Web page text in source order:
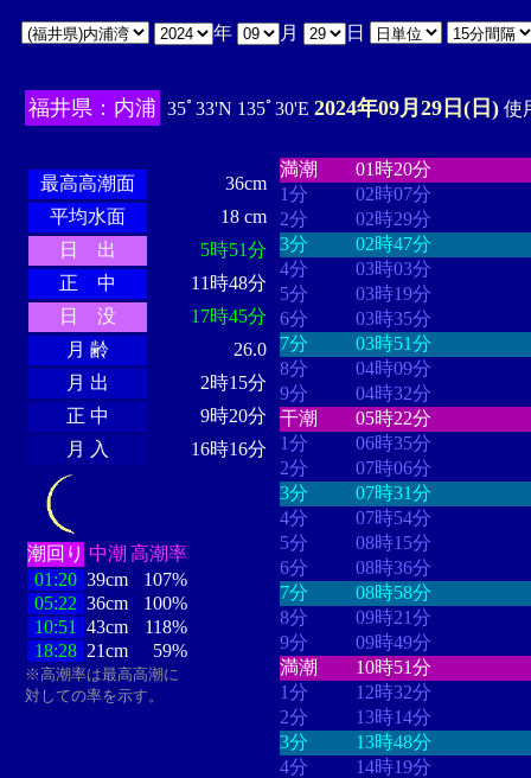
年 月 日
福井県：内浦 35ﾟ33'N 135ﾟ30'E 2024年09月29日(日) 使
最高高潮面
36cm
平均水面
18 cm
日 出
5時51分
正 中
11時48分
日 没
17時45分
月 齢
26.0
月 出
2時15分
正 中
9時20分
月 入
16時16分
潮回り 中潮 高潮率
01:20 39cm
107%
05:22 36cm
100%
10:51
43cm
118%
18:28 21cm 59%
※高潮率は最高高潮に
対しての率を示す。
満潮
01時20分
1分
02時07分
2分
02時29分
3分
02時47分
4分
03時03分
5分
03時19分
6分
03時35分
7分
03時51分
8分
04時09分
9分
04時32分
干潮
05時22分
1分
06時35分
2分
07時06分
3分
07時31分
4分
07時54分
5分
08時15分
6分
08時36分
7分
08時58分
8分
09時21分
9分
09時49分
満潮
10時51分
1分
12時32分
2分
13時14分
3分
13時48分
4分
14時19分